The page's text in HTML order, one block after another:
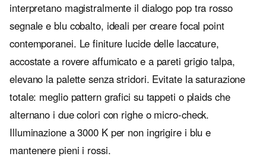
interpretano magistralmente il dialogo pop tra rosso
segnale e blu cobalto, ideali per creare focal point
contemporanei. Le finiture lucide delle laccature,
accostate a rovere affumicato e a pareti grigio talpa,
elevano la palette senza stridori. Evitate la saturazione
totale: meglio pattern grafici su tappeti o plaids che
alternano i due colori con righe o micro-check.
Illuminazione a 3000 K per non ingrigire i blu e
mantenere pieni i rossi.